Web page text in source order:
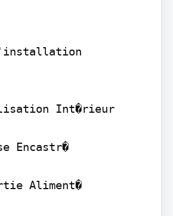
Int�rieur
Encastr�
Aliment�